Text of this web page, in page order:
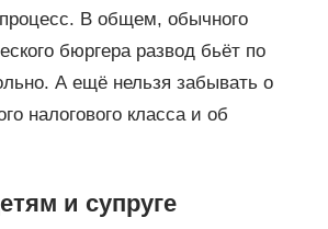
В общем, обычного
бюргера развод бьёт по
А ещё нельзя забывать о
налогового класса и об
и супруге